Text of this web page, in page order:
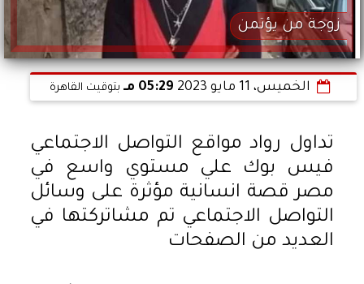
زوجة من يؤتمن
الخميس، 11 مايو 2023 05:29 مـ بتوقيت القاهرة
تداول رواد مواقع التواصل الاجتماعي
فيس بوك علي مستوي واسع في
مصر قصة انسانية مؤثرة على وسائل
التواصل الاجتماعي تم مشاتركتها في
العديد من الصفحات